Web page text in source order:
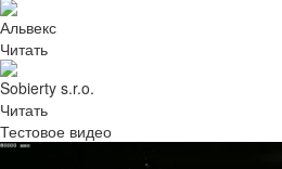
Альвекс
Читать
Sobierty s.r.o.
Читать
Тестовое видео